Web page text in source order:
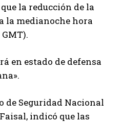
la reducción de la
la medianoche hora
en estado de defensa
de Seguridad Nacional
indicó que las